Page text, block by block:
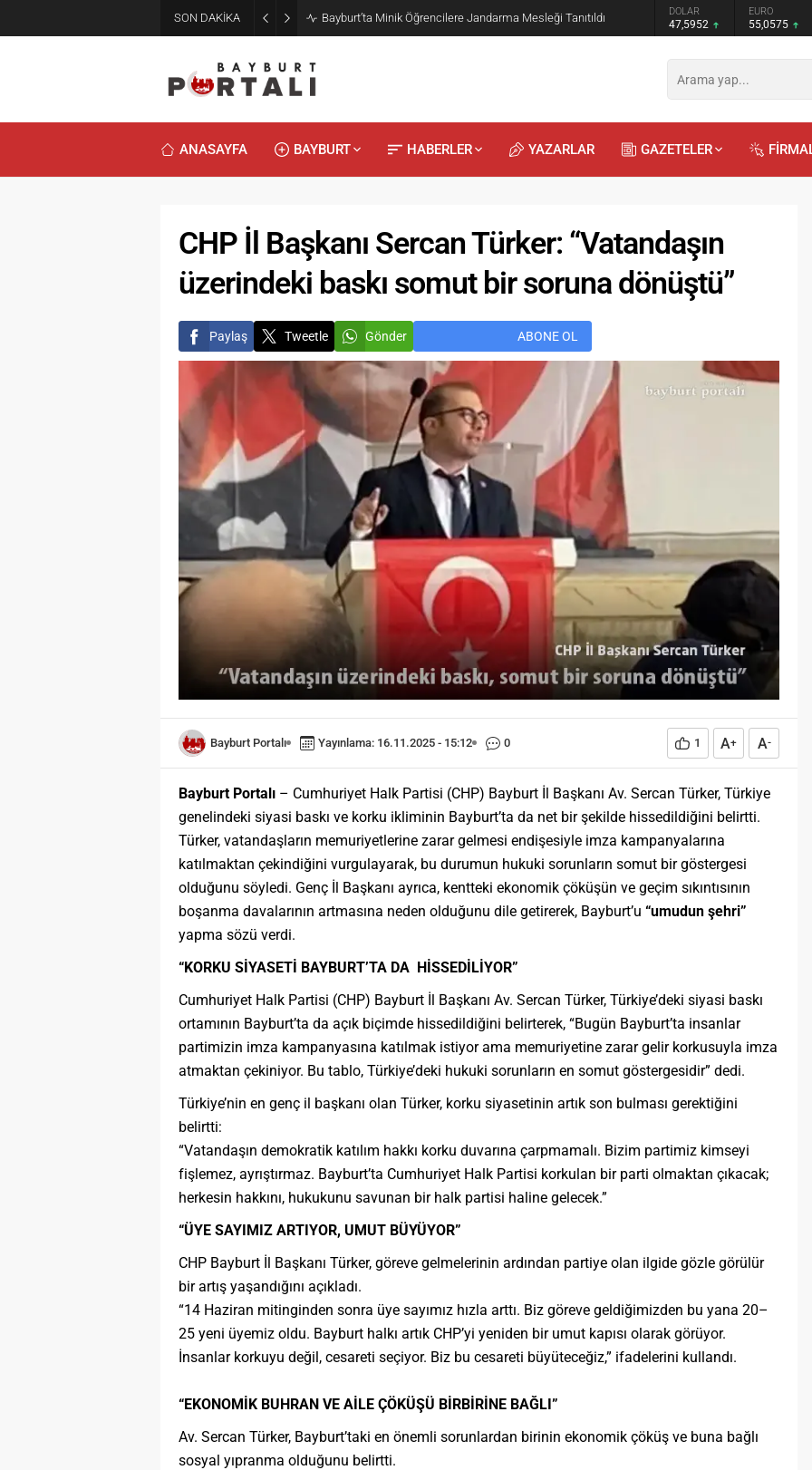
SON DAKİKA Bayburt’ta Minik Öğrencilere Jandarma Mesleği TanıtıldıGRAM ALTIN
6.520,79
DOLAR
47,5952
EURO
55,0575
ANASAYFA BAYBURT HABERLER YAZARLAR GAZETELER
CHP İl Başkanı Sercan Türker: “Vatandaşın
üzerindeki baskı somut bir soruna dönüştü”
Paylaş Tweetle Gönder ABONE OL
Bayburt Portalı Yayınlama: 16.11.2025 - 15:12 0 1 A+ A-
Bayburt Portalı – Cumhuriyet Halk Partisi (CHP) Bayburt İl Başkanı Av. Sercan Türker, Türkiye
genelindeki siyasi baskı ve korku ikliminin Bayburt’ta da net bir şekilde hissedildiğini belirtti.
Türker, vatandaşların memuriyetlerine zarar gelmesi endişesiyle imza kampanyalarına
katılmaktan çekindiğini vurgulayarak, bu durumun hukuki sorunların somut bir göstergesi
olduğunu söyledi. Genç İl Başkanı ayrıca, kentteki ekonomik çöküşün ve geçim sıkıntısının
boşanma davalarının artmasına neden olduğunu dile getirerek, Bayburt’u “umudun şehri”
yapma sözü verdi.
“KORKU SİYASETİ BAYBURT’TA DA HİSSEDİLİYOR”
Cumhuriyet Halk Partisi (CHP) Bayburt İl Başkanı Av. Sercan Türker, Türkiye’deki siyasi baskı
ortamının Bayburt’ta da açık biçimde hissedildiğini belirterek, “Bugün Bayburt’ta insanlar
partimizin imza kampanyasına katılmak istiyor ama memuriyetine zarar gelir korkusuyla imza
atmaktan çekiniyor. Bu tablo, Türkiye’deki hukuki sorunların en somut göstergesidir” dedi.
Türkiye’nin en genç il başkanı olan Türker, korku siyasetinin artık son bulması gerektiğini
belirtti:
“Vatandaşın demokratik katılım hakkı korku duvarına çarpmamalı. Bizim partimiz kimseyi
fişlemez, ayrıştırmaz. Bayburt’ta Cumhuriyet Halk Partisi korkulan bir parti olmaktan çıkacak;
herkesin hakkını, hukukunu savunan bir halk partisi haline gelecek.”
“ÜYE SAYIMIZ ARTIYOR, UMUT BÜYÜYOR”
CHP Bayburt İl Başkanı Türker, göreve gelmelerinin ardından partiye olan ilgide gözle görülür
bir artış yaşandığını açıkladı.
“14 Haziran mitinginden sonra üye sayımız hızla arttı. Biz göreve geldiğimizden bu yana 20–
25 yeni üyemiz oldu. Bayburt halkı artık CHP’yi yeniden bir umut kapısı olarak görüyor.
İnsanlar korkuyu değil, cesareti seçiyor. Biz bu cesareti büyüteceğiz,” ifadelerini kullandı.
“EKONOMİK BUHRAN VE AİLE ÇÖKÜŞÜ BİRBİRİNE BAĞLI”
Av. Sercan Türker, Bayburt’taki en önemli sorunlardan birinin ekonomik çöküş ve buna bağlı
sosyal yıpranma olduğunu belirtti.
Duyularla mı, Duygularla mı
Öğreniriz?
toplumların gelişiminde ve
değişiminde geniş yer etmiş
hayati öneme sahip bir olgu
olarak tarih boyunca konu olmuş
temel bir insan işlevidir.
Öğrenme eğitim bilimcilerce
kişinin çevresi ile etkileşimi
sonucunda meydana gelen kalıcı
izli bilişsel, duyuşsal ve
davranışsal...